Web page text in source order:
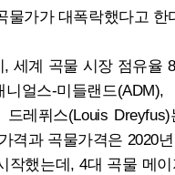
물가가 대폭락했다고 한
세계 곡물 시장 점유율
얼스-미들랜드
드레퓌스(Louis
격과 곡물가격은 2020
작했는데, 4대 곡물 메